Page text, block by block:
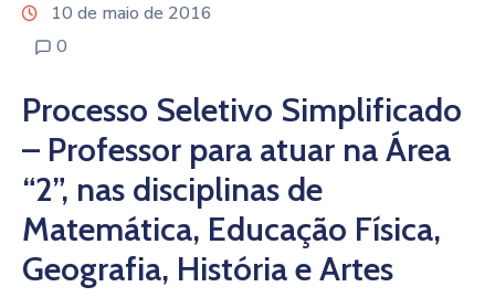
10 de maio de 2016
0
Processo Seletivo Simplificado
– Professor para atuar na Área
“2”, nas disciplinas de
Matemática, Educação Física,
Geografia, História e Artes